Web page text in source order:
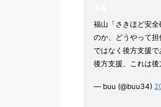
福山「さきほど安
のか、どうやって
ではなく後方支援
後方支援、これは後
— buu (@buu34)